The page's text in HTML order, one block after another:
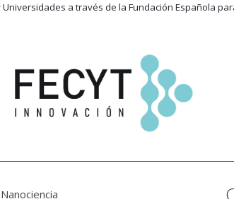
a través de la Fundación Española